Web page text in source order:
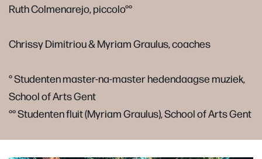
Ruth Colmenarejo, piccolo°°
Chrissy Dimitriou & Myriam Graulus, coaches
° Studenten master-na-master hedendaagse muziek,
School of Arts Gent
°° Studenten fluit (Myriam Graulus), School of Arts Gent